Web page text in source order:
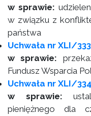
w sprawie:
w związku z
państwa
Uchwała nr XLI/
w sprawie:
Fundusz Wsparcia
Uchwała nr XLI/
w sprawie:
pieniężnego dla